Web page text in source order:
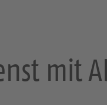
mit